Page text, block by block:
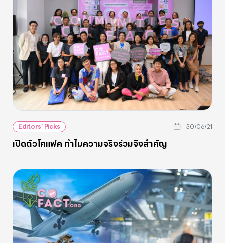
Editors’ Picks 30/06/21
เปิดตัวโคแฟค ทำไมความจริงร่วมจึงสำคัญ